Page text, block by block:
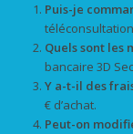
Puis-je
Quels sont les
bancaire 3D
Y a-t-il des
€ d’achat.
Peut-on